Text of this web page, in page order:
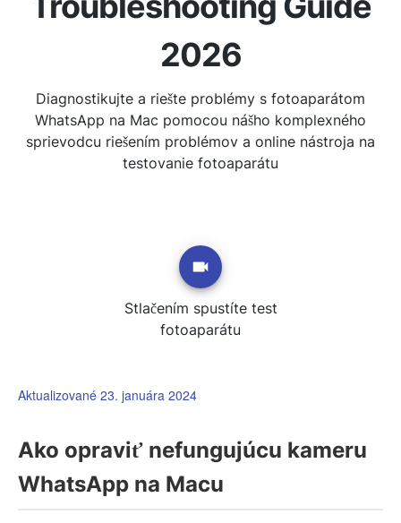
2026
Diagnostikujte a riešte problémy s fotoaparátom
WhatsApp na Mac pomocou nášho komplexného
sprievodcu riešením problémov a online nástroja na
testovanie fotoaparátu
Stlačením spustíte test
fotoaparátu
Aktualizované 23. januára 2024
Ako opraviť nefungujúcu kameru
WhatsApp na Macu